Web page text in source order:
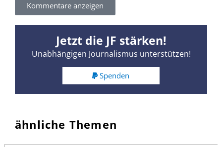
Kommentare anzeigen
Jetzt die JF stärken!
Unabhängigen Journalismus unterstützen!
Spenden
ähnliche Themen